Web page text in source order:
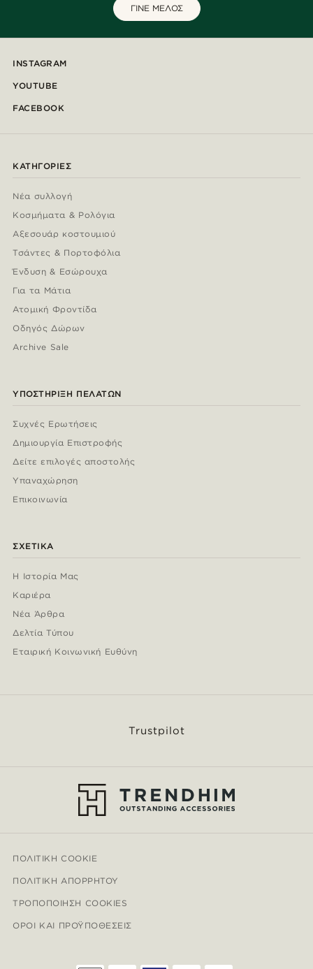
ΓΙΝΕ ΜΕΛΟΣ
INSTAGRAM
YOUTUBE
FACEBOOK
ΚΑΤΗΓΟΡΊΕΣ
Νέα συλλογή
Κοσμήματα & Ρολόγια
Αξεσουάρ κοστουμιού
Τσάντες & Πορτοφόλια
Ένδυση & Εσώρουχα
Για τα Μάτια
Ατομική Φροντίδα
Οδηγός Δώρων
Archive Sale
ΥΠΟΣΤΉΡΙΞΗ ΠΕΛΑΤΏΝ
Συχνές Ερωτήσεις
Δημιουργία Επιστροφής
Δείτε επιλογές αποστολής
Υπαναχώρηση
Επικοινωνία
ΣΧΕΤΙΚΆ
Η Ιστορία Μας
Καριέρα
Νέα Άρθρα
Δελτία Τύπου
Εταιρική Κοινωνική Ευθύνη
Trustpilot
ΠΟΛΙΤΙΚΉ COOKIE
ΠΟΛΙΤΙΚΉ ΑΠΟΡΡΉΤΟΥ
ΤΡΟΠΟΠΟΊΗΣΗ COOKIES
ΌΡΟΙ ΚΑΙ ΠΡΟΫΠΟΘΈΣΕΙΣ